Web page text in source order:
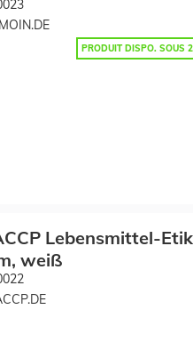
PRODUIT DISPO. SOUS
Lebensmittel-
weiß